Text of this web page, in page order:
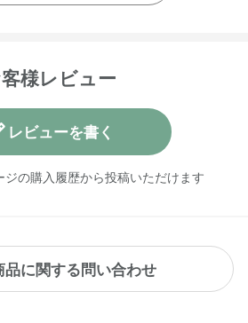
等で拭き取った後、水拭きするか水
ォッシュ＜おしゃれ着用＞500mL
ださい。
様レビュー
レビューを書く
ジの購入履歴から投稿いただけます
品に関する問い合わせ